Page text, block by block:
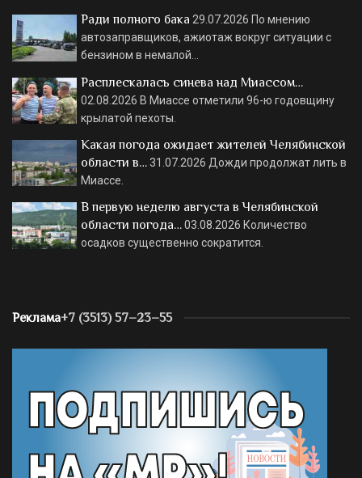
Ради полного бака 29.07.2026 По мнению
автозаправщиков, ажиотаж вокруг ситуации с
бензином в немалой…
Расплескалась синева над Миассом…
02.08.2026 В Миассе отметили 96-ю годовщину
крылатой пехоты.
Какая погода ожидает жителей Челябинской
области в…31.07.2026 Дожди продолжат лить в
Миассе.
В первую неделю августа в Челябинской
области погода…03.08.2026 Количество
осадков существенно сократится.
Реклама+7 (3513) 57–23–55